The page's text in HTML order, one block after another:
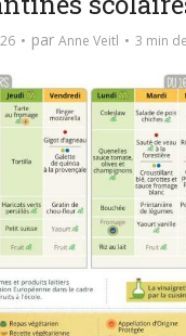
par Anne Veitl 3 min